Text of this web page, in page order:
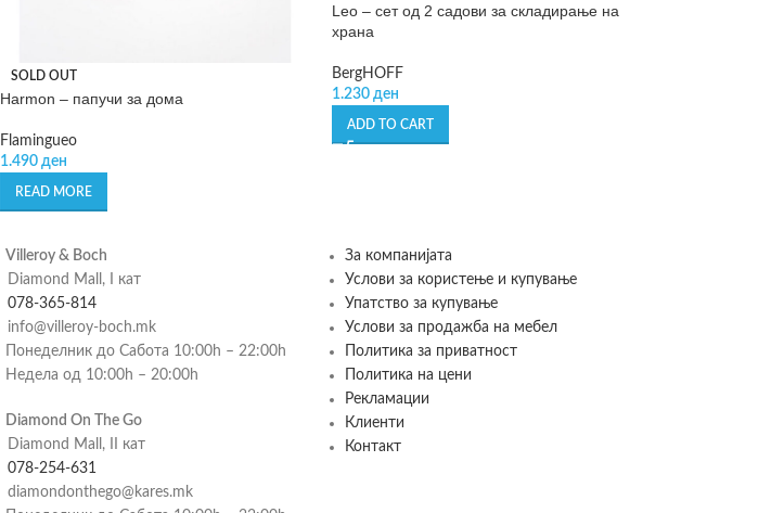
SOLD OUT
Harmon – папучи за дома
Flamingueo
1.490 ден
READ MORE
Leo – сет од 2 садови за складирање на
храна
BergHOFF
1.230 ден
ADD TO CART
Villeroy & Boch
Diamond Mall, I кат
078-365-814
info@villeroy-boch.mk
Понеделник до Сабота 10:00h – 22:00h
Недела од 10:00h – 20:00h
Diamond On The Go
Diamond Mall, II кат
078-254-631
diamondonthego@kares.mk
За компанијата
Услови за користење и купување
Упатство за купување
Услови за продажба на мебел
Политика за приватност
Политика на цени
Рекламации
Клиенти
Контакт